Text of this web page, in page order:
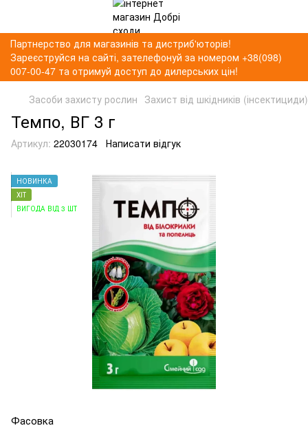
Партнерство для магазинів та дистриб'юторів!
Зареєструйся на сайті, зателефонуй за номером +38(098)
007-00-47 та отримуй доступ до дилерських цін!
Засоби захисту рослин Захист від шкідників (інсектициди)
Темпо, ВГ 3 г
Артикул: 22030174 Написати відгук
НОВИНКА
ХІТ
ВИГОДА ВІД 3 ШТ
Фасовка